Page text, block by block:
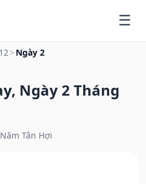
> Ngày 2
Ngày 2 Tháng
Tân Hợi